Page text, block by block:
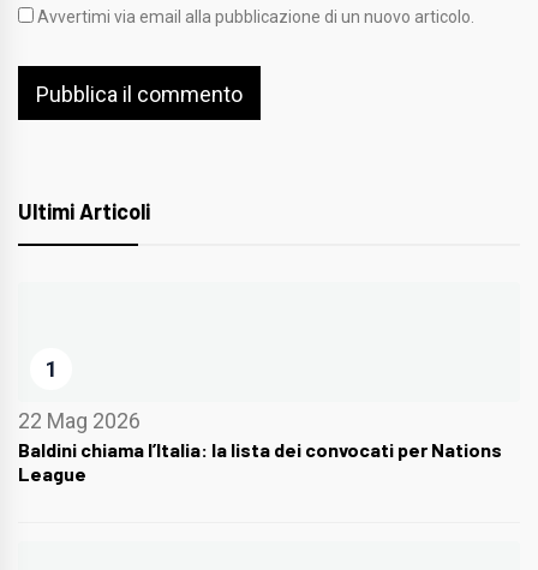
Avvertimi via email alla pubblicazione di un nuovo articolo.
Ultimi Articoli
1
22 Mag 2026
Baldini chiama l’Italia: la lista dei convocati per Nations
League